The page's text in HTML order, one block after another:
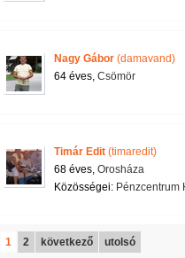
Nagy Gábor (damavand)
64 éves, Csömör
Timár Edit (timaredit)
68 éves, Orosháza
Közösségei: Pénzcentrum
1 2 következő utolsó